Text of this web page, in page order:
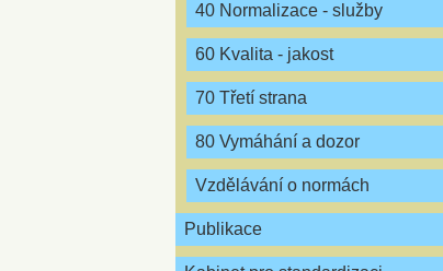
40 Normalizace - služby
60 Kvalita - jakost
70 Třetí strana
80 Vymáhání a dozor
Vzdělávání o normách
Publikace